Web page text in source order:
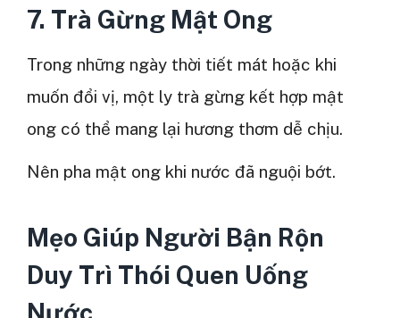
7. Trà Gừng Mật Ong
Trong những ngày thời tiết mát hoặc khi
muốn đổi vị, một ly trà gừng kết hợp mật
ong có thể mang lại hương thơm dễ chịu.
Nên pha mật ong khi nước đã nguội bớt.
Mẹo Giúp Người Bận Rộn
Duy Trì Thói Quen Uống